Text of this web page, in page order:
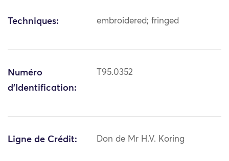
Techniques: embroidered; fringed
Numéro
d'Identification:
T95.0352
Ligne de Crédit: Don de Mr H.V. Koring